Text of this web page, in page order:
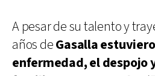
A pesar de su talento y
años deGasalla
enfermedad, el despojo